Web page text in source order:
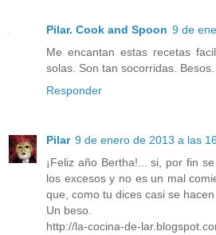
Pilar. Cook and Spoon 9 de
Me encantan estas recetas
solas. Son tan socorridas. Besos.
Responder
Pilar 9 de enero de 2013 a las
¡Feliz año Bertha!... si, por fin
los excesos y no es un mal
que, como tu dices casi se hacen
Un beso.
http://la-cocina-de-